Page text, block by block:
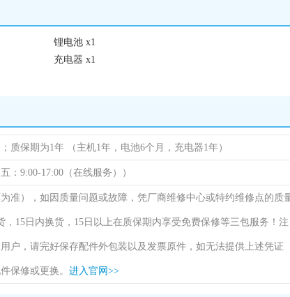
锂电池 x1
充电器 x1
质保期为1年 （主机1年，电池6个月，充电器1年）
：9:00-17:00（在线服务））
准），如因质量问题或故障，凭厂商维修中心或特约维修点的质
，15日内换货，15日以上在质保期内享受免费保修等三包服务！
户，请完好保存配件外包装以及发票原件，如无法提供上述凭证
保修或更换。 进入官网>>